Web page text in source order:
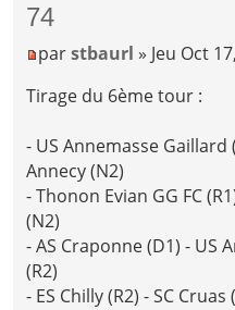
74
parstbaurl » Jeu Oct
Tirage du 6ème tour :
- US Annemasse Gaillard
Annecy (N2)
- Thonon Evian GG FC
(N2)
- AS Craponne (D1) - US
(R2)
- ES Chilly (R2) - SC Cruas